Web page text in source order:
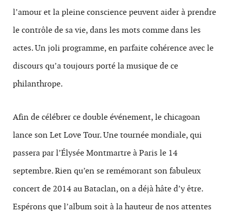
l’amour et la pleine conscience peuvent aider à prendre
le contrôle de sa vie, dans les mots comme dans les
actes. Un joli programme, en parfaite cohérence avec le
discours qu’a toujours porté la musique de ce
philanthrope.
Afin de célébrer ce double événement, le chicagoan
lance son Let Love Tour. Une tournée mondiale, qui
passera par l’Élysée Montmartre à Paris le 14
septembre. Rien qu’en se remémorant son fabuleux
concert de 2014 au Bataclan, on a déjà hâte d’y être.
Espérons que l’album soit à la hauteur de nos attentes